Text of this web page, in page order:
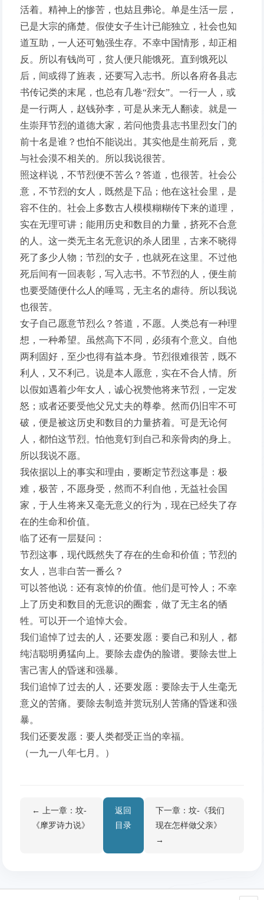
活着。精神上的惨苦，也姑且弗论。单是生活一层，
已是大宗的痛楚。假使女子生计已能独立，社会也知
道互助，一人还可勉强生存。不幸中国情形，却正相
反。所以有钱尚可，贫人便只能饿死。直到饿死以
后，间或得了旌表，还要写入志书。所以各府各县志
书传记类的末尾，也总有几卷“烈女”。一行一人，或
是一行两人，赵钱孙李，可是从来无人翻读。就是一
生崇拜节烈的道德大家，若问他贵县志书里烈女门的
前十名是谁？也怕不能说出。其实他是生前死后，竟
与社会漠不相关的。所以我说很苦。
照这样说，不节烈便不苦么？答道，也很苦。社会公
意，不节烈的女人，既然是下品；他在这社会里，是
容不住的。社会上多数古人模模糊糊传下来的道理，
实在无理可讲；能用历史和数目的力量，挤死不合意
的人。这一类无主名无意识的杀人团里，古来不晓得
死了多少人物；节烈的女子，也就死在这里。不过他
死后间有一回表彰，写入志书。不节烈的人，便生前
也要受随便什么人的唾骂，无主名的虐待。所以我说
也很苦。
女子自己愿意节烈么？答道，不愿。人类总有一种理
想，一种希望。虽然高下不同，必须有个意义。自他
两利固好，至少也得有益本身。节烈很难很苦，既不
利人，又不利己。说是本人愿意，实在不合人情。所
以假如遇着少年女人，诚心祝赞他将来节烈，一定发
怒；或者还要受他父兄丈夫的尊拳。然而仍旧牢不可
破，便是被这历史和数目的力量挤着。可是无论何
人，都怕这节烈。怕他竟钉到自己和亲骨肉的身上。
所以我说不愿。
我依据以上的事实和理由，要断定节烈这事是：极
难，极苦，不愿身受，然而不利自他，无益社会国
家，于人生将来又毫无意义的行为，现在已经失了存
在的生命和价值。
临了还有一层疑问：
节烈这事，现代既然失了存在的生命和价值；节烈的
女人，岂非白苦一番么？
可以答他说：还有哀悼的价值。他们是可怜人；不幸
上了历史和数目的无意识的圈套，做了无主名的牺
牲。可以开一个追悼大会。
我们追悼了过去的人，还要发愿：要自己和别人，都
纯洁聪明勇猛向上。要除去虚伪的脸谱。要除去世上
害己害人的昏迷和强暴。
我们追悼了过去的人，还要发愿：要除去于人生毫无
意义的苦痛。要除去制造并赏玩别人苦痛的昏迷和强
暴。
我们还要发愿：要人类都受正当的幸福。
（一九一八年七月。）
← 上一章：坟-
《摩罗诗力说》
返回
目录
下一章：坟-《我们
现在怎样做父亲》
→